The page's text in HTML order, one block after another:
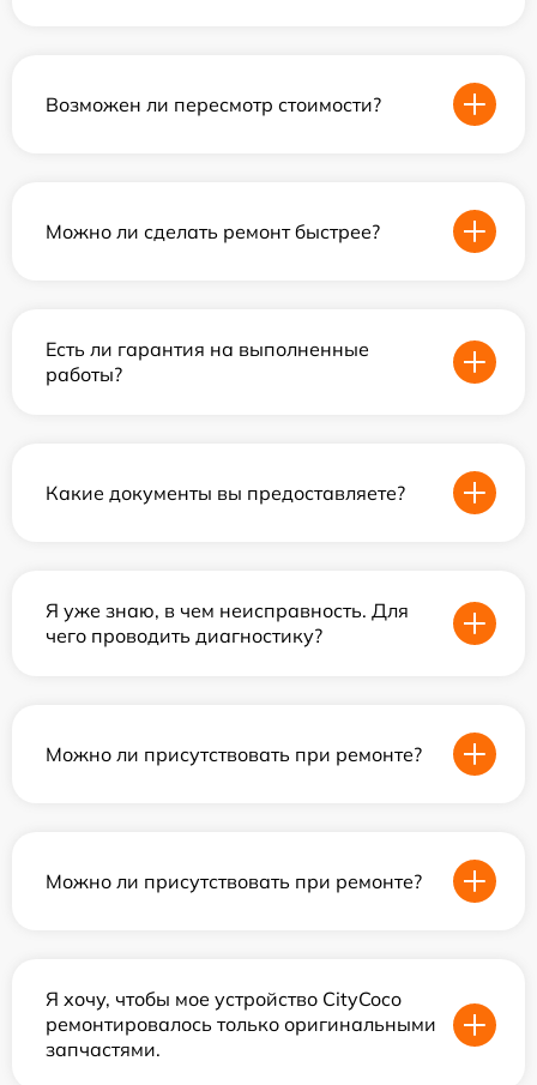
Возможен ли пересмотр стоимости?
Можно ли сделать ремонт быстрее?
Есть ли гарантия на выполненные
работы?
Какие документы вы предоставляете?
Я уже знаю, в чем неисправность. Для
чего проводить диагностику?
Можно ли присутствовать при ремонте?
Можно ли присутствовать при ремонте?
Я хочу, чтобы мое устройство CityCoco
ремонтировалось только оригинальными
запчастями.